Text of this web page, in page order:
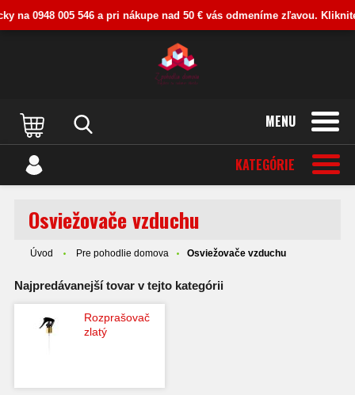
MENU
KATEGÓRIE
Osviežovače vzduchu
Úvod Pre pohodlie domova Osviežovače vzduchu
Najpredávanejší tovar v tejto kategórii
Rozprašovač
zlatý
005 546 a pri nákupe nad 50 € vás odmeníme zľavou. Kliknite na